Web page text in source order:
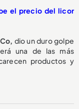
el precio del licor
dio un duro golpe
una de las más
productos y